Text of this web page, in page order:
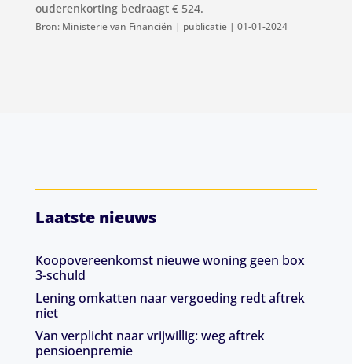
ouderenkorting bedraagt € 524.
Bron: Ministerie van Financiën | publicatie | 01-01-2024
Laatste nieuws
Koopovereenkomst nieuwe woning geen box
3-schuld
Lening omkatten naar vergoeding redt aftrek
niet
Van verplicht naar vrijwillig: weg aftrek
pensioenpremie